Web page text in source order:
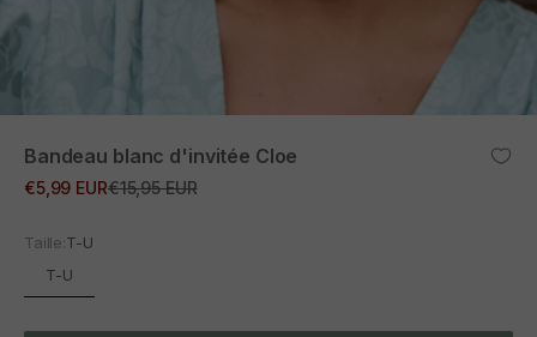
Bandeau blanc d'invitée Cloe
Prix promotionnel
€5,99 EURPrix normal
€15,95 EUR
Taille:T-U
T-U